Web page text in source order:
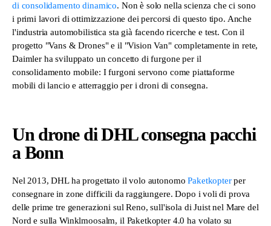
di consolidamento dinamico. Non è solo nella scienza che ci sono
i primi lavori di ottimizzazione dei percorsi di questo tipo. Anche
l'industria automobilistica sta già facendo ricerche e test. Con il
progetto "Vans & Drones" e il "Vision Van" completamente in rete,
Daimler ha sviluppato un concetto di furgone per il
consolidamento mobile: I furgoni servono come piattaforme
mobili di lancio e atterraggio per i droni di consegna.
Un drone di DHL consegna pacchi
a Bonn
Nel 2013, DHL ha progettato il volo autonomoPaketkopterper
consegnare in zone difficili da raggiungere. Dopo i voli di prova
delle prime tre generazioni sul Reno, sull'isola di Juist nel Mare del
Nord e sulla Winklmoosalm, il Paketkopter 4.0 ha volato su